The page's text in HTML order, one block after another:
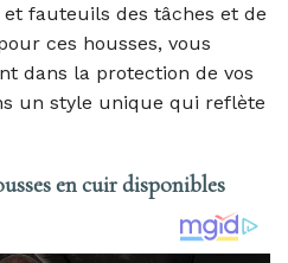
fauteuils des tâches et de
ces housses, vous
dans la protection de vos
un style unique qui reflète
en cuir disponibles